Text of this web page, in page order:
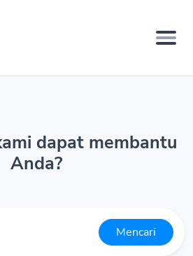
dapat membantu
Anda?
Mencari